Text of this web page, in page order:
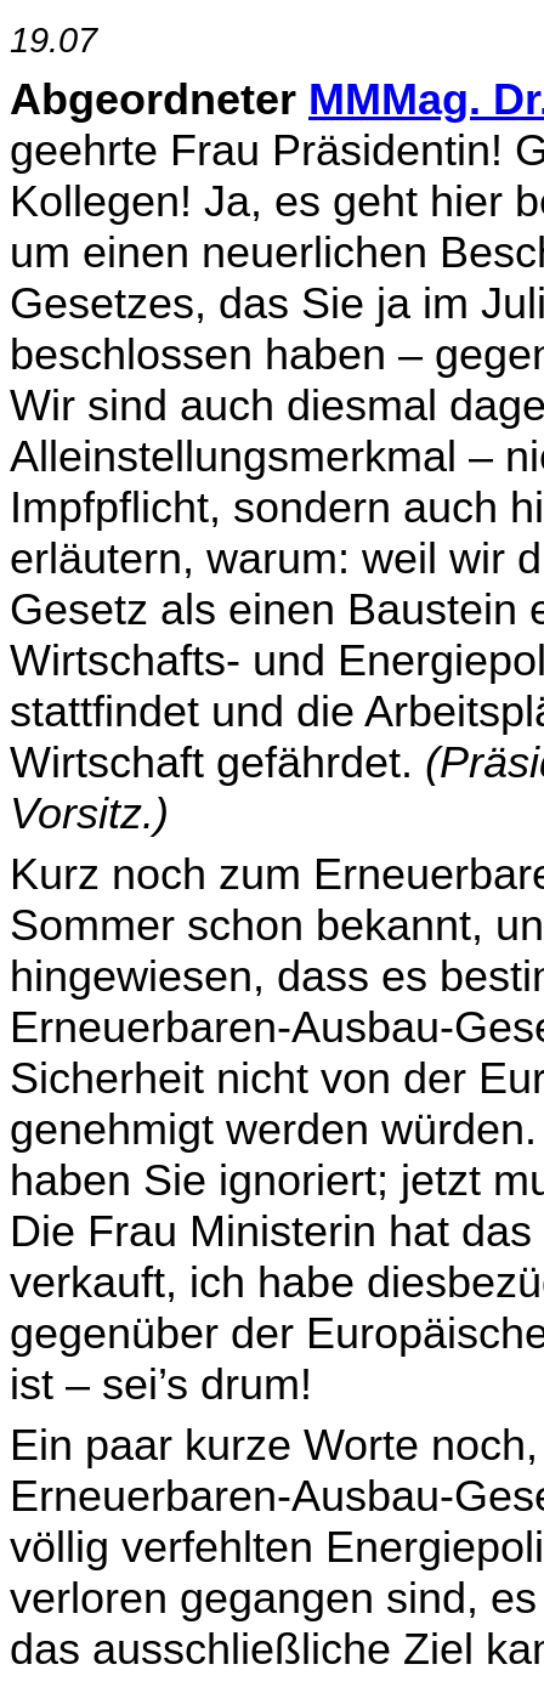
19.07
Abgeordneter MMMag.
geehrte Frau Präsidentin!
Kollegen! Ja, es geht hier
um einen neuerlichen
Gesetzes, das Sie ja im
beschlossen haben –
Wir sind auch diesmal
Alleinstellungsmerkmal –
Impfpflicht, sondern auch
erläutern, warum: weil wir
Gesetz als einen Baustein
Wirtschafts- und
stattfindet und die
Wirtschaft gefährdet.
Vorsitz.)
Kurz noch zum
Sommer schon bekannt,
hingewiesen, dass es
Erneuer­baren-Ausbau-
Sicherheit nicht von der
genehmigt werden
haben Sie ignoriert; jetzt
Die Frau Ministerin hat
verkauft, ich habe
gegenüber der
ist – sei’s drum!
Ein paar kurze Worte
Erneuerbaren-Ausbau-
völlig verfehlten
verloren gegangen sind,
das ausschließliche Ziel